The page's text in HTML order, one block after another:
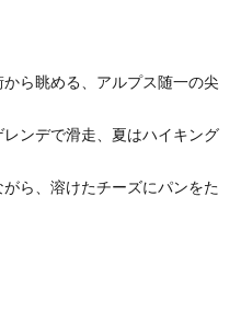
から眺める、アルプス随一の尖
レンデで滑走、夏はハイキング
がら、溶けたチーズにパンをた